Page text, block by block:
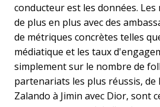
conducteur est les données.
de plus en plus avec des
de métriques concrètes telles
médiatique et les taux
simplement sur le nombre de
partenariats les plus réussis, de
Zalando à Jimin avec Dior, sont